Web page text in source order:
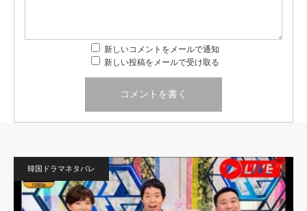
新しいコメントをメールで通知
新しい投稿をメールで受け取る
韓国ドラマネタバレ